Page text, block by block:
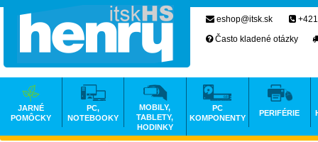
eshop@itsk.sk
Často kladené otázky
JARNÉ
POMÔCKY
PC,
NOTEBOOKY
MOBILY,
TABLETY,
HODINKY
PC
KOMPONENTY
PERIFÉRIE